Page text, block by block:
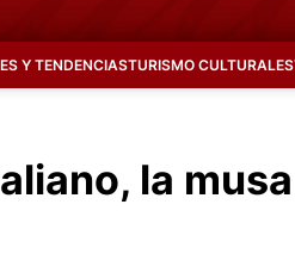
Y TENDENCIASTURISMO CULTURAL
la